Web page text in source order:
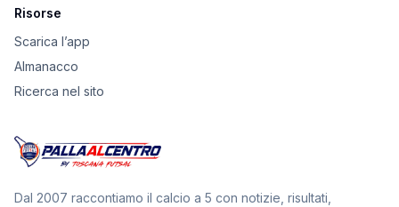
Risorse
Scarica l’app
Almanacco
Ricerca nel sito
Dal 2007 raccontiamo il calcio a 5 con notizie, risultati,